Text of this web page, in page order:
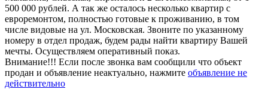
500 000 рублей. А так же осталось несколько квартир с
евроремонтом, полностью готовые к проживанию, в том
числе видовые на ул. Московская. Звоните по указанному
номеру в отдел продаж, будем рады найти квартиру Вашей
мечты. Осуществляем оперативный показ.
Внимание!!! Если после звонка вам сообщили что объект
продан и объявление неактуально, нажмите объявление не
действительно